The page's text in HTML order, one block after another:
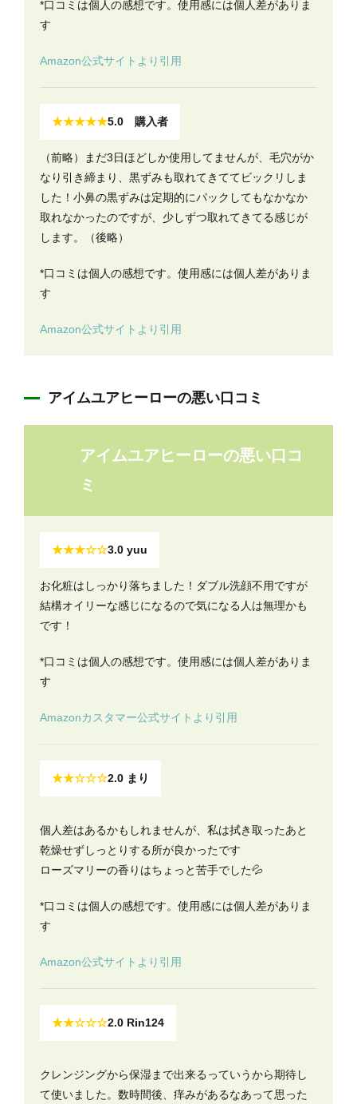
*口コミは個人の感想です。使用感には個人差がありま
す
Amazon公式サイトより引用
★★★★★5.0 購入者
（前略）まだ3日ほどしか使用してませんが、毛穴がか
なり引き締まり、黒ずみも取れてきててビックリしま
した！小鼻の黒ずみは定期的にパックしてもなかなか
取れなかったのですが、少しずつ取れてきてる感じが
します。（後略）
*口コミは個人の感想です。使用感には個人差がありま
す
Amazon公式サイトより引用
アイムユアヒーローの悪い口コミ
アイムユアヒーローの悪い口コ
ミ
★★★☆☆3.0 yuu
お化粧はしっかり落ちました！ダブル洗顔不用ですが
結構オイリーな感じになるので気になる人は無理かも
です！
*口コミは個人の感想です。使用感には個人差がありま
す
Amazonカスタマー公式サイトより引用
★★☆☆☆2.0 まり
個人差はあるかもしれませんが、私は拭き取ったあと
乾燥せずしっとりする所が良かったです
ローズマリーの香りはちょっと苦手でした💦
*口コミは個人の感想です。使用感には個人差がありま
す
Amazon公式サイトより引用
★★☆☆☆2.0 Rin124
クレンジングから保湿まで出来るっていうから期待し
て使いました。数時間後、痒みがあるなあって思った